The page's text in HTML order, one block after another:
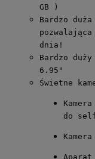
GB )
Bardzo
dnia!
Bardzo
6.95"
Świetne
do
Aparat